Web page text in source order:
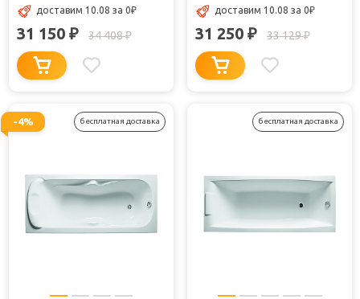
доставим 10.08 за 0₽
31 150 ₽ 34 408₽
доставим 10.08 за 0₽
31 250 ₽ 33 129₽
-4% бесплатная доставка бесплатная доставка